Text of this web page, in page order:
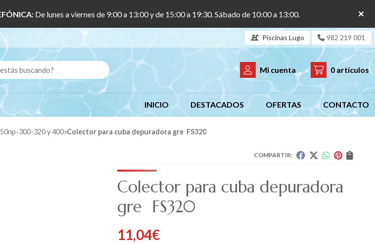
De lunes a viernes de 9:00 a 13:00 y de 15:00 a 19:30. Sábado de 10:00 a 13:00.
Piscinas Lugo 982 219 001
Mi cuenta 0 artículos
INICIO DESTACADOS OFERTAS CONTACTO
300-320 y 400 Colector para cuba depuradora gre FS320
COMPARTIR:
Colector para cuba depuradora
gre FS320
11,04€